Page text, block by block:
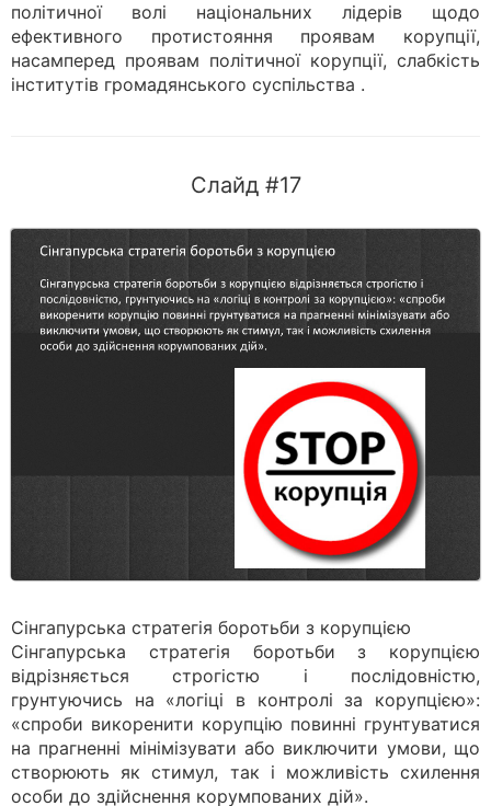
політичної волі національних лідерів щодо
ефективного протистояння проявам корупції,
насамперед проявам політичної корупції, слабкість
інститутів громадянського суспільства .
Слайд #17
Сінгапурська стратегія боротьби з корупцією
Сінгапурська стратегія боротьби з корупцією
відрізняється строгістю і послідовністю,
грунтуючись на «логіці в контролі за корупцією»:
«спроби викоренити корупцію повинні грунтуватися
на прагненні мінімізувати або виключити умови, що
створюють як стимул, так і можливість схилення
особи до здійснення корумпованих дій».